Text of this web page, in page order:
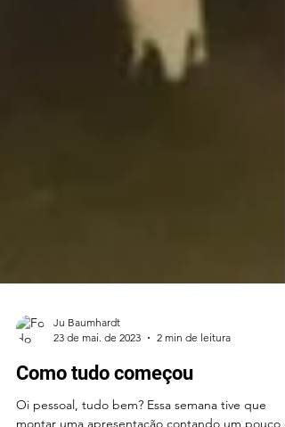
23 de mai. de 2023
2 min de leitura
Como tudo começou